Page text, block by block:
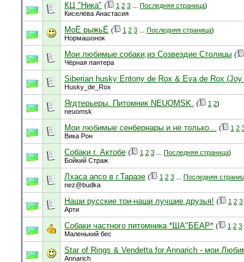
КЦ "Ника" ( 1 2 3 Последняя страница)
Киселёва Анастасия
МоЁ рыжьЁ ( 1 2 3 Последняя страница)
Нормашонок
Мои любимые собаки,из Созвездие Столицы (
Чёрная пантера
Siberian husky Entony de Rox & Eva de Rox (Joy
Husky_de_Rox
Ягдтерьеры. Питомник NEUOMSK. ( 1 2)
neuomsk
Мои любимые сенбернары и не только... ( 1 2
Вика Рон
Собаки г. Актобе ( 1 2 3 Последняя страница)
Бойкий Страж
Лхаса апсо в г.Таразе ( 1 2 3 Последняя
nez@budka
Наши русские тои-наши лучшие друзья! ( 1 2 3
Арти
Собаки частного питомника *ША"БЕАР* ( 1 2 3
Маленький бес
Star of Rings & Vendetta for Annarich - мои
Annarich